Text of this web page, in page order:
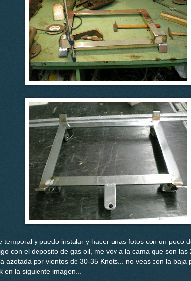
temporal y puedo instalar y hacer unas fotos con un poco
con el deposito de gas oil, me voy a la cama que son las
azotada por vientos de 30-35 Knots... no veas con la baja
en la siguiente imagen...